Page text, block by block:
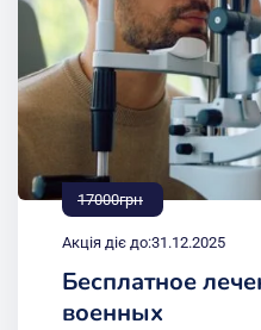
17000грн
Акція діє до:31.12.2025
Бесплатное
военных